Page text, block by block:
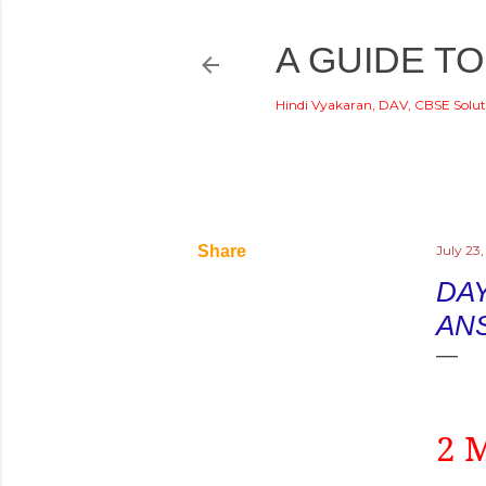
A GUIDE
Hindi Vyakaran, DAV, CBSE
Share July
2